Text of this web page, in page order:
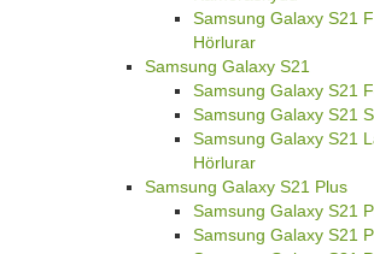
Samsung Galaxy S21
Hörlurar
Samsung Galaxy S21
Samsung Galaxy S21
Samsung Galaxy S21
Samsung Galaxy S21
Hörlurar
Samsung Galaxy S21 Plus
Samsung Galaxy S21
Samsung Galaxy S21